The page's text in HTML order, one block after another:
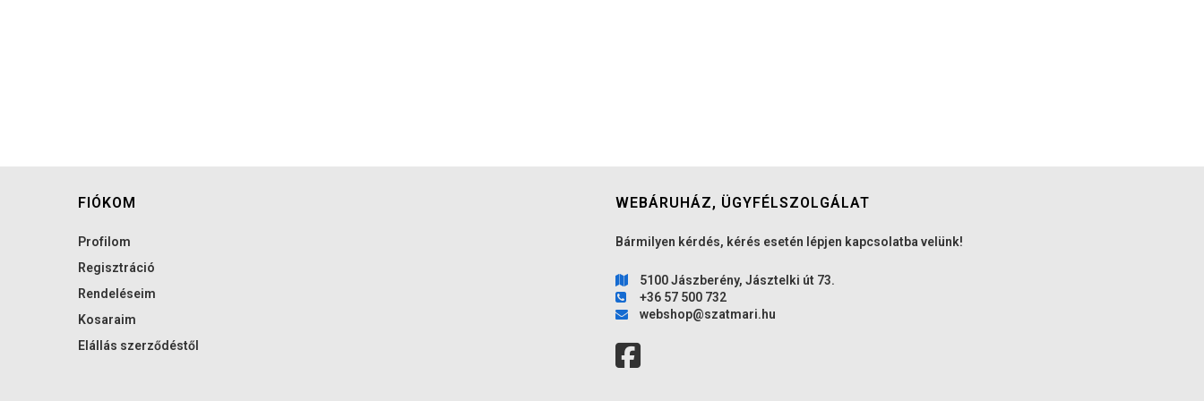
FIÓKOM
Profilom
Regisztráció
Rendeléseim
Kosaraim
Elállás szerződéstől
WEBÁRUHÁZ, ÜGYFÉLSZOLGÁLAT
Bármilyen kérdés, kérés esetén lépjen kapcsolatba velünk!
5100 Jászberény, Jásztelki út 73.
+36 57 500 732
webshop@szatmari.hu